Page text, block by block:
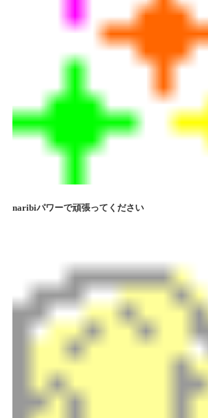
naribiパワーで頑張ってください